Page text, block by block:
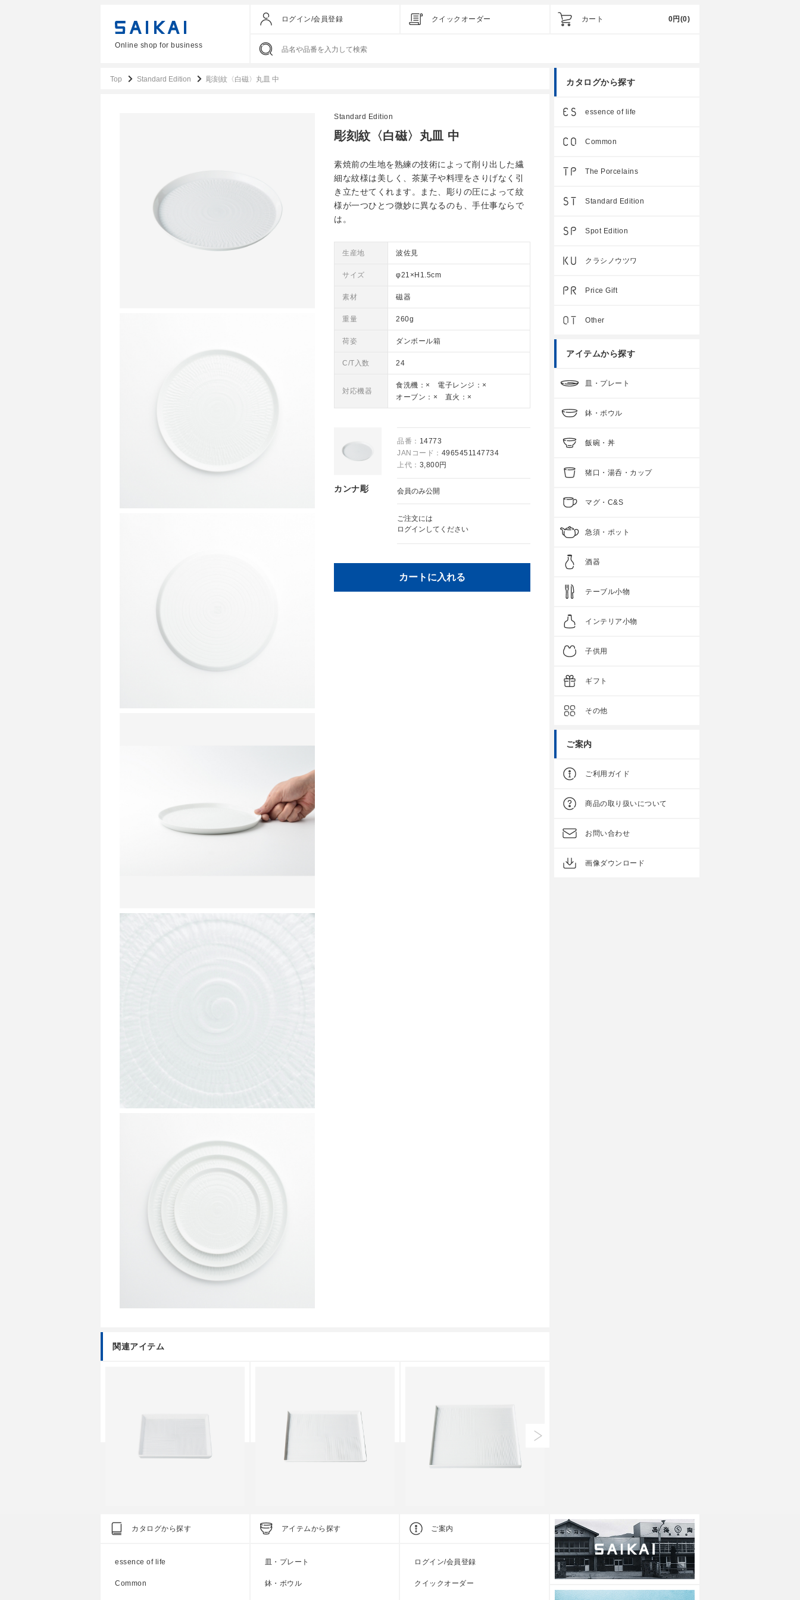
Online shop for business
ログイン/会員登録 クイックオーダー カート 0円 (0)
Top Standard Edition 彫刻紋〈白磁〉丸皿 中
彫刻紋〈白磁〉丸皿 中
Standard Edition
素焼前の生地を熟練の技術によって削り出した繊
細な紋様は美しく、茶菓子や料理をさりげなく引
き立たせてくれます。また、彫りの圧によって紋
様が一つひとつ微妙に異なるのも、手仕事ならで
は。
生産地 波佐見
サイズ φ21×H1.5cm
素材 磁器
重量 260g
荷姿 ダンボール箱
C/T入数 24
対応機器
食洗機：× 電子レンジ：×
オーブン：× 直火：×
カンナ彫
品番： 14773
JANコード： 4965451147734
上代： 3,800円
会員のみ公開
ご注文には
ログイン してください
カートに入れる
関連アイテム
彫刻紋〈白磁〉角皿 小
彫刻紋〈白磁〉角皿 中
彫刻紋〈白磁〉角皿 大
Standard Edition
彫刻紋〈白磁〉長角皿
上代1,700円
カタログから探す
essence of life
Common
The Porcelains
Standard Edition
Spot Edition
クラシノウツワ
Price Gift
Other
アイテムから探す
皿・プレート
鉢・ボウル
飯碗・丼
猪口・湯呑・カップ
マグ・C&S
急須・ポット
酒器
テーブル小物
インテリア小物
子供用
ギフト
その他
ご案内
ご利用ガイド
商品の取り扱いについて
お問い合わせ
画像ダウンロード
カタログから探す
essence of life
Common
アイテムから探す
皿・プレート
鉢・ボウル
ご案内
ログイン/会員登録
クイックオーダー